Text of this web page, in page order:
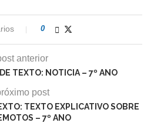
0
anterior
TEXTO: NOTICIA – 7º ANO
post
TEXTO EXPLICATIVO SOBRE
– 7º ANO